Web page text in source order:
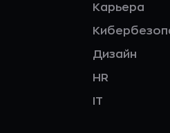
Карьера
Дизайн
HR
IT